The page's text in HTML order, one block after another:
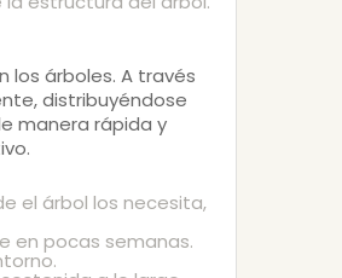
los árboles. A través
distribuyéndose
manera rápida y
el árbol los necesita,
en pocas semanas.